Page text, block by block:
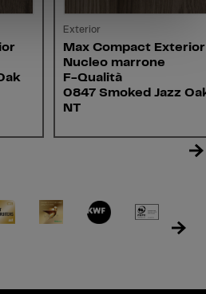
Exterior
Max Compact Exterior
Nucleo marrone
F-Qualità
0847 Smoked Jazz
NT